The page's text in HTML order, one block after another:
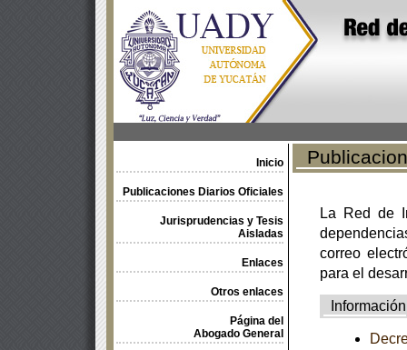
Inicio
Publicaciones Diarios Oficiales
Jurisprudencias y Tesis
Aisladas
Enlaces
Otros enlaces
Página del
Abogado General
La Red de
correo
para el
Información